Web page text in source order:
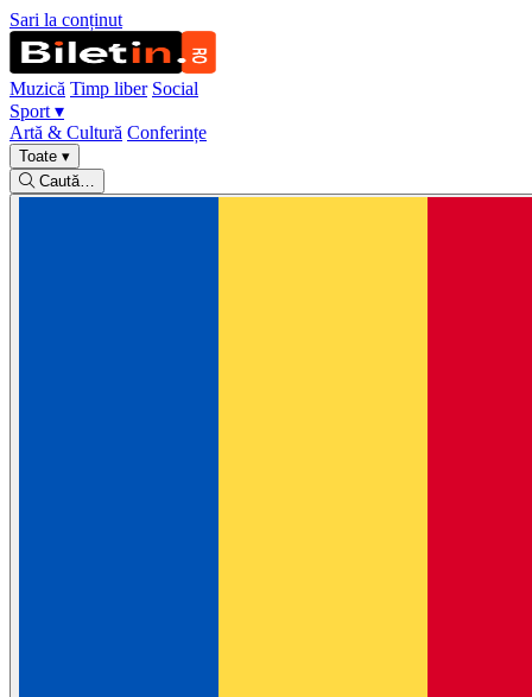
Sari la conținut
Muzică Timp liber Social
Sport ▾
Artă & Cultură Conferințe
Toate ▾
Caută…